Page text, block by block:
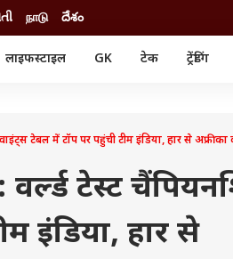
நாடு దేశం
लाइफस्टाइल GK टेक ट्रेंडिंग
शिक्षा
नौकरी
न्यूज़
टेबल में टॉप पर पहुंची टीम इंडिया, हार से
टेस्ट
इंडिया, हार से